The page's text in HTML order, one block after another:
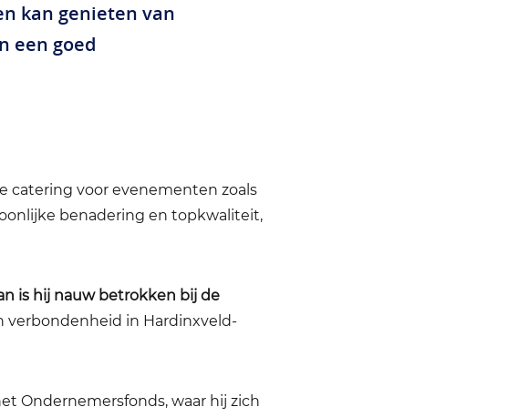
kan genieten van
een goed
catering voor evenementen zoals
benadering en topkwaliteit,
is hij nauw betrokken bij de
verbondenheid in Hardinxveld-
Ondernemersfonds, waar hij zich